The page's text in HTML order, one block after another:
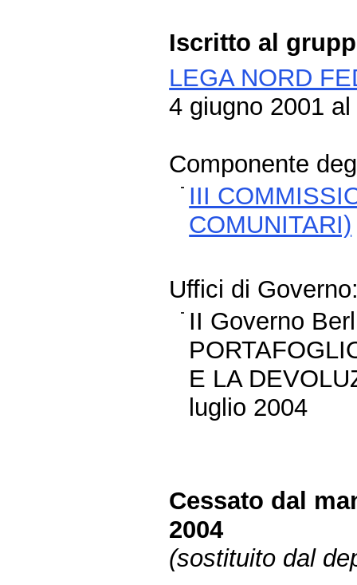
Iscritto al
LEGA NORD
4 giugno 2001
Componente
III
COMUNITARI)
Uffici di
II Governo
E LA
luglio 2004
Cessato dal
2004
(sostituito dal